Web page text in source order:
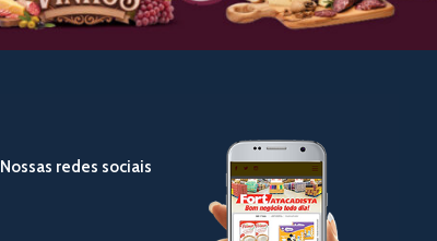
Nossas redes sociais